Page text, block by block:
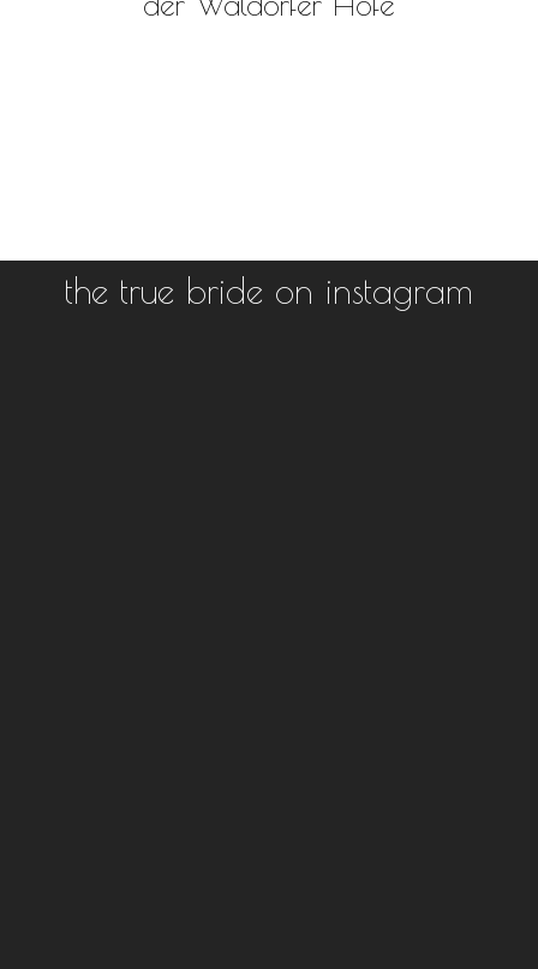
the true bride on instagram